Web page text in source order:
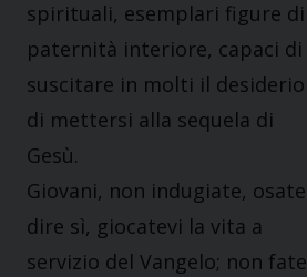
spirituali, esemplari figure di
paternità interiore, capaci di
suscitare in molti il desiderio
di mettersi alla sequela di
Gesù.
Giovani, non indugiate, osate
dire sì, giocatevi la vita a
servizio del Vangelo; non fate